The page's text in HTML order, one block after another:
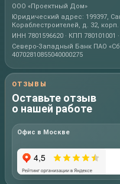
ООО «Проектный Дом»
Юридический адрес: 199397,
Кораблестроителей, д. 32,
ИНН 7801596620 · КПП 780101001
Северо-Западный Банк ПАО
40702810855040000275
ОТЗЫВЫ
Оставьте отзыв
о нашей работе
Офис в Москве